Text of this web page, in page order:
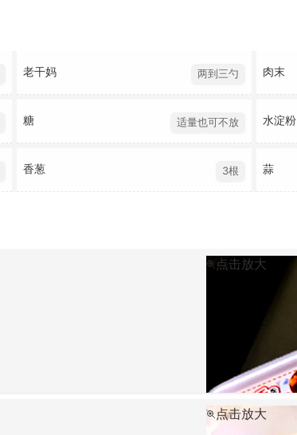
老干妈 两到三勺 肉末
糖 适量也可不放 水淀粉
香葱 3根 蒜
点击放大
点击放大